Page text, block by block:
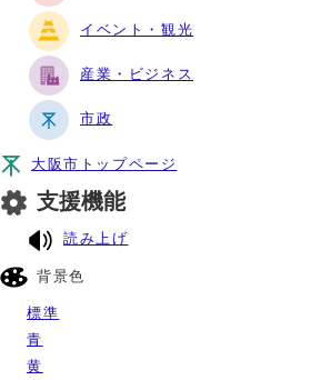
イベント・観光
産業・ビジネス
市政
大阪市トップページ
支援機能
読み上げ
背景色
標準
青
黄